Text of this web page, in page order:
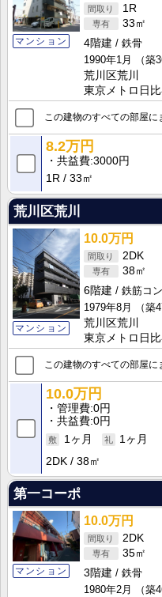
マンション
1R
33㎡
4階建
鉄骨
1990年1月
（築
荒川区荒川
東京メトロ日
この建物のすべての部屋に
8.2万円
共益費 3000円
1R
33㎡
荒川区荒川
マンション
10.0万円
2DK
38㎡
6階建
鉄筋コ
1979年8月
（築
荒川区荒川
東京メトロ日
この建物のすべての部屋に
10.0万円
管理費 0円
共益費 0円
1ヶ月
1ヶ月
2DK
38㎡
第一コーポ
マンション
10.0万円
2DK
35㎡
3階建
鉄骨
1980年2月
（築